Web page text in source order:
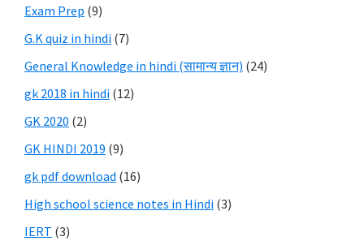
Exam Prep (9)
G.K quiz in hindi (7)
General Knowledge in hindi (सामान्य ज्ञान) (24)
gk 2018 in hindi (12)
GK 2020 (2)
GK HINDI 2019 (9)
gk pdf download (16)
High school science notes in Hindi (3)
IERT (3)